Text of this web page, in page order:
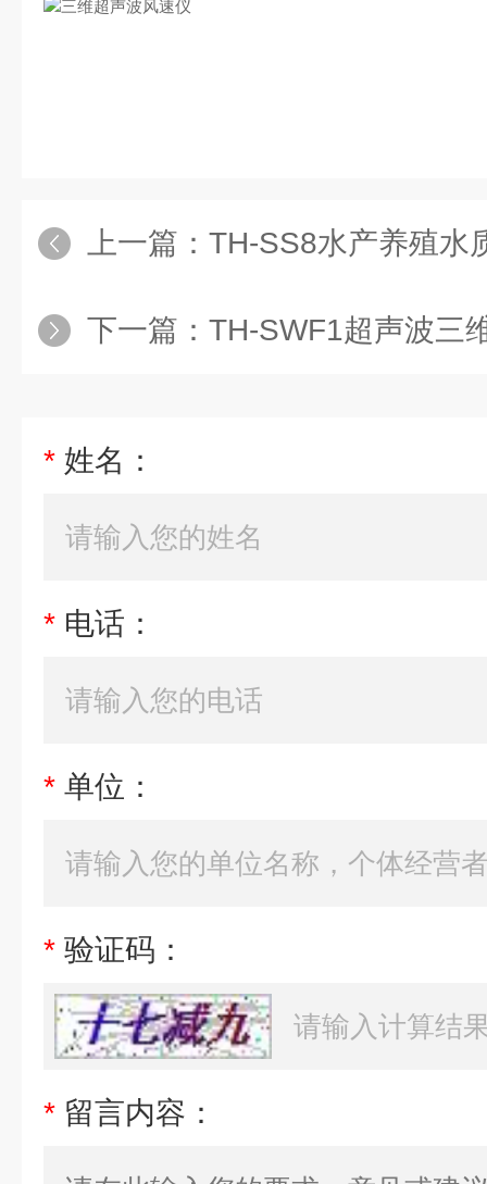
上一篇： TH-SS8水产养殖水
下一篇： TH-SWF1超声波三
* 姓名：
* 电话：
* 单位：
* 验证码：
* 留言内容：